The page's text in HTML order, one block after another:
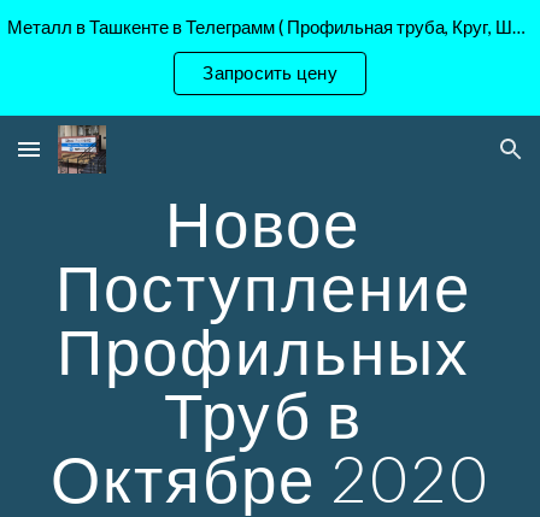
Skip to navigation
Металл в Ташкенте в Телеграмм ( Профильная труба, Круг, Шестигранник Ст45, 40Х, )
Запросить цену
Новое
Поступление
Профильных
Труб в
Октябре 2020